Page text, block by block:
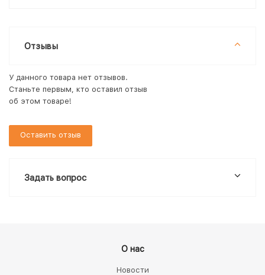
Отзывы
У данного товара нет отзывов.
Станьте первым, кто оставил отзыв
об этом товаре!
Оставить отзыв
Задать вопрос
О нас
Новости